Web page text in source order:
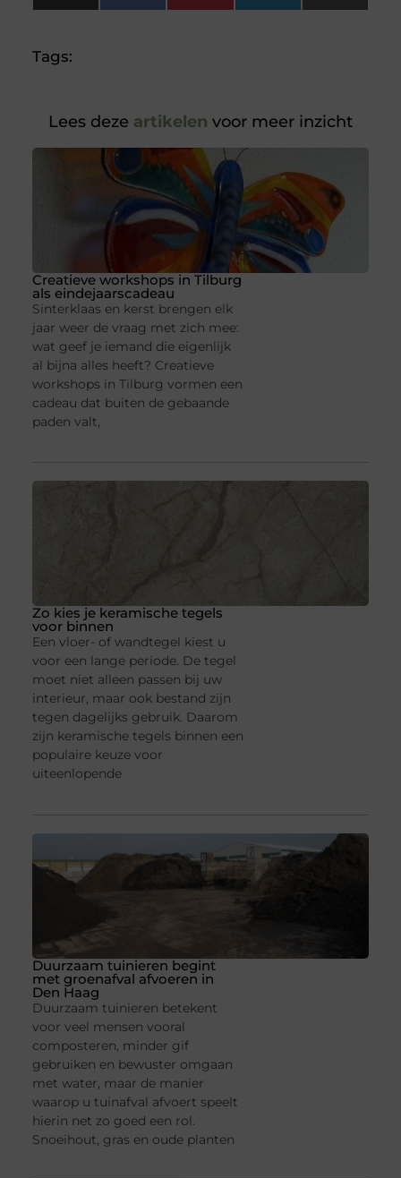
(Twitter)
Tags:
Lees deze artikelen voor meer inzicht
Creatieve workshops in Tilburg
als eindejaarscadeau
Sinterklaas en kerst brengen elk
jaar weer de vraag met zich mee:
wat geef je iemand die eigenlijk
al bijna alles heeft? Creatieve
workshops in Tilburg vormen een
cadeau dat buiten de gebaande
paden valt,
Zo kies je keramische tegels
voor binnen
Een vloer- of wandtegel kiest u
voor een lange periode. De tegel
moet niet alleen passen bij uw
interieur, maar ook bestand zijn
tegen dagelijks gebruik. Daarom
zijn keramische tegels binnen een
populaire keuze voor
uiteenlopende
Duurzaam tuinieren begint
met groenafval afvoeren in
Den Haag
Duurzaam tuinieren betekent
voor veel mensen vooral
composteren, minder gif
gebruiken en bewuster omgaan
met water, maar de manier
waarop u tuinafval afvoert speelt
hierin net zo goed een rol.
Snoeihout, gras en oude planten